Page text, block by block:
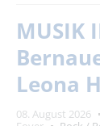
MUSIK
Leona
08. August 2026